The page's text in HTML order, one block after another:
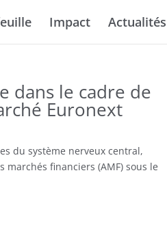
Impact Actualités
dans le cadre de
Euronext
du système nerveux central,
marchés financiers (AMF) sous le